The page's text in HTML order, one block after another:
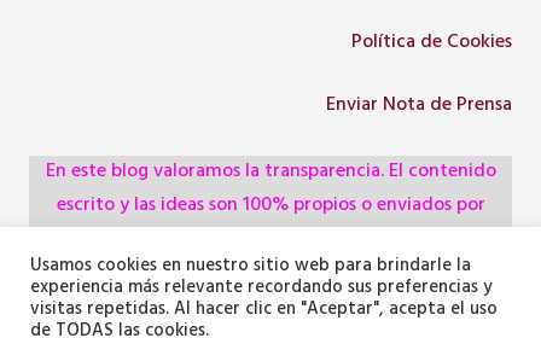
Política de Cookies
Enviar Nota de Prensa
En este blog valoramos la transparencia. El contenido
escrito y las ideas son 100% propios o enviados por
administraciones, pero utilizamos herramientas de
inteligencia artificial para optimizar la maquetación del
Usamos cookies en nuestro sitio web para brindarle la
experiencia más relevante recordando sus preferencias y
visitas repetidas. Al hacer clic en "Aceptar", acepta el uso